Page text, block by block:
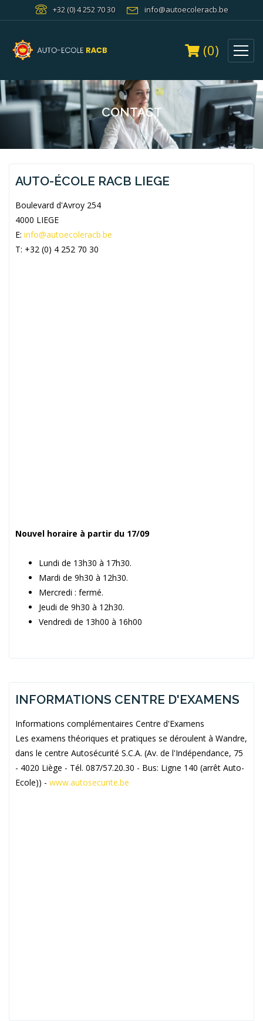
+32 (0) 4 252 70 30 info@autoecoleracb.be
(0)
CONTACT
AUTO-ÉCOLE RACB LIEGE
Boulevard d'Avroy 254
4000 LIEGE
E: info@autoecoleracb.be
T: +32 (0) 4 252 70 30
Nouvel horaire à partir du 17/09
Lundi de 13h30 à 17h30.
Mardi de 9h30 à 12h30.
Mercredi : fermé.
Jeudi de 9h30 à 12h30.
Vendredi de 13h00 à 16h00
INFORMATIONS CENTRE D'EXAMENS
Informations complémentaires Centre d'Examens
Les examens théoriques et pratiques se déroulent à Wandre,
dans le centre Autosécurité S.C.A. (Av. de l'Indépendance, 75
- 4020 Liège - Tél. 087/57.20.30 - Bus: Ligne 140 (arrêt Auto-
Ecole)) - www.autosecurite.be